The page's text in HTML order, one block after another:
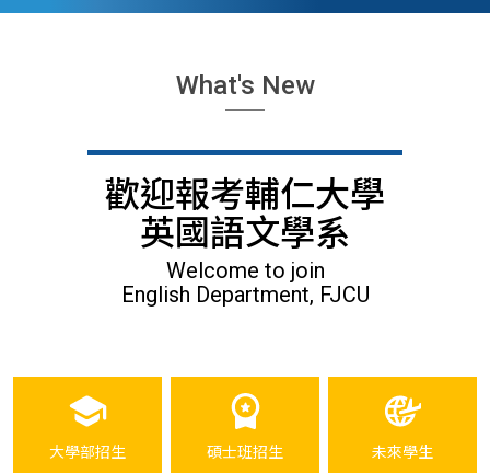
What's New
歡迎報考輔仁大學
英國語文學系
Welcome to join
English Department, FJCU
大學部招生 碩士班招生 未來學生